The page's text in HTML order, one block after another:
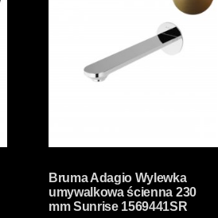
Bruma Adagio Wylewka
umywalkowa ścienna 230
mm Sunrise 1569441SR